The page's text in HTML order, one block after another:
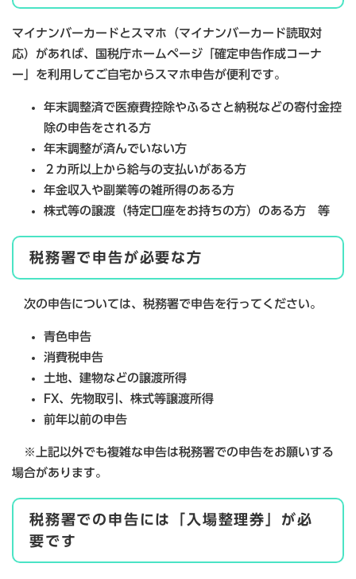
マイナンバーカードとスマホ（マイナンバーカード読取対
応）があれば、国税庁ホームページ「確定申告作成コーナ
ー」を利用してご自宅からスマホ申告が便利です。
年末調整済で医療費控除やふるさと納税などの寄付金控
除の申告をされる方
年末調整が済んでいない方
２カ所以上から給与の支払いがある方
年金収入や副業等の雑所得のある方
株式等の譲渡（特定口座をお持ちの方）のある方 等
税務署で申告が必要な方
次の申告については、税務署で申告を行ってください。
青色申告
消費税申告
土地、建物などの譲渡所得
FX、先物取引、株式等譲渡所得
前年以前の申告
※上記以外でも複雑な申告は税務署での申告をお願いする
場合があります。
税務署での申告には「入場整理券」が必
要です